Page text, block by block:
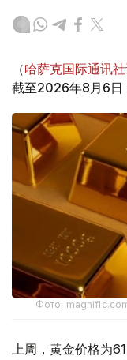
（哈萨克国际通讯
截至2026年8月6日
Фото:
上周，黄金价格为